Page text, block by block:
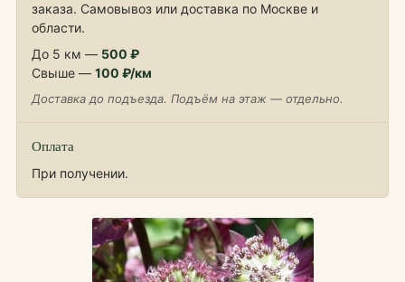
заказа. Самовывоз или доставка по Москве и
области.
До 5 км — 500 ₽
Свыше — 100 ₽/км
Доставка до подъезда. Подъём на этаж — отдельно.
Оплата
При получении.